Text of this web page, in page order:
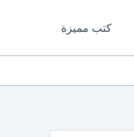
كتب مميزة